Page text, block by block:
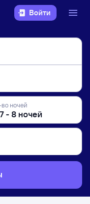
Войти
ночей